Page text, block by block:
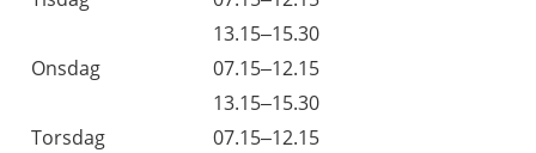
13.15–15.30
Onsdag
07.15–12.15
13.15–15.30
Torsdag
07.15–12.15